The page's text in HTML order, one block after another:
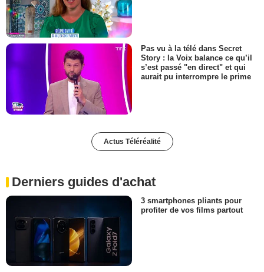
Pas vu à la télé dans Secret
Story : la Voix balance ce qu’il
s’est passé "en direct" et qui
aurait pu interrompre le prime
Actus Téléréalité
Derniers guides d'achat
3 smartphones pliants pour
profiter de vos films partout